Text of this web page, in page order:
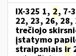
IX-325 1, 2, 7-
22, 23, 26, 28,
trečiojo
įstatymo
straipsniais ir